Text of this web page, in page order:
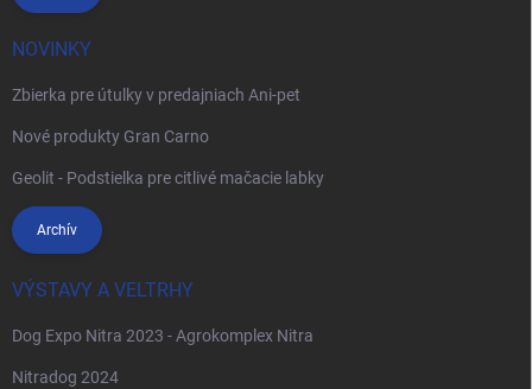
NOVINKY
Zbierka pre útulky v predajniach Ani-pet
Nové produkty Gran Carno
Geolit - Podstielka pre citlivé mačacie labky
Archív
VÝSTAVY A VELTRHY
Dog Expo Nitra 2023 - Agrokomplex Nitra
Nitradog 2024